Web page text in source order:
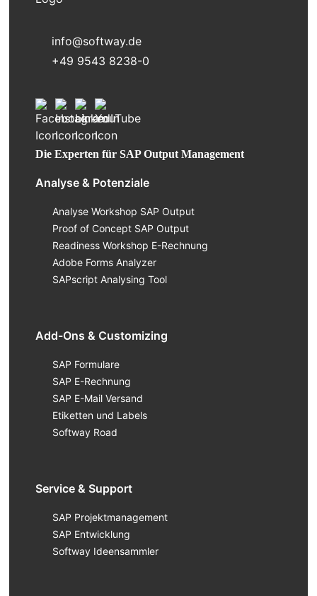
info@softway.de
+49 9543 8238-0
Die Experten für SAP Output Management
Analyse & Potenziale
Analyse Workshop SAP Output
Proof of Concept SAP Output
Readiness Workshop E-Rechnung
Adobe Forms Analyzer
SAPscript Analysing Tool
Add-Ons & Customizing
SAP Formulare
SAP E-Rechnung
SAP E-Mail Versand
Etiketten und Labels
Softway Road
Service & Support
SAP Projektmanagement
SAP Entwicklung
Softway Ideensammler